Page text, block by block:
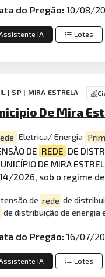
do Pregão:10/08/
IA Lotes
| SP | MIRA ESTRELA
De Mira
Eletrica/ Energia
DE REDE DE
DE MIRA
2026, sob o regime
de rede de
de distribuição de energia
do Pregão:16/07/
IA Lotes